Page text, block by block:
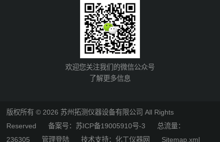
欢迎您关注我们的微信公众号
了解更多信息
版权所有 © 2026 苏州拓测仪器设备有限公司 All Rights
Reserved备案号：苏ICP备19005910号-3 总流量：
236305 管理登陆 技术支持：化工仪器网 Sitemap.xml